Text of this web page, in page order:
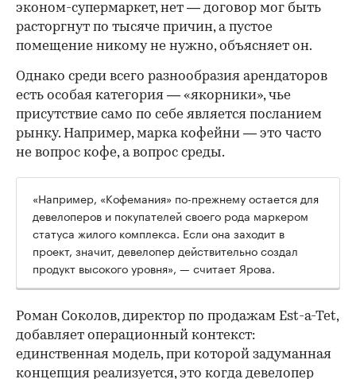
эконом-супермаркет, нет — договор мог быть
расторгнут по тысяче причин, а пустое
помещение никому не нужно, объясняет он.
Однако среди всего разнообразия арендаторов
есть особая категория — «якорники», чье
присутствие само по себе является посланием
рынку. Например, марка кофейни — это часто
не вопрос кофе, а вопрос среды.
«Например, «Кофемания» по-прежнему остается для
девелоперов и покупателей своего рода маркером
статуса жилого комплекса. Если она заходит в
проект, значит, девелопер действительно создал
продукт высокого уровня», — считает Ярова.
Роман Соколов, директор по продажам Est-a-Tet,
добавляет операционный контекст:
единственная модель, при которой задуманная
концепция реализуется, это когда девелопер